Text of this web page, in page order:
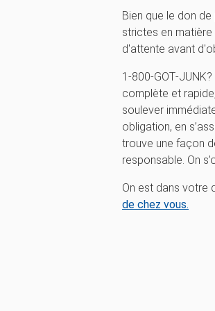
Bien que le don
strictes en
d'attente avant
complète et
soulever
obligation, en
trouve une façon
responsable. On
On est dans votre
de chez vous.